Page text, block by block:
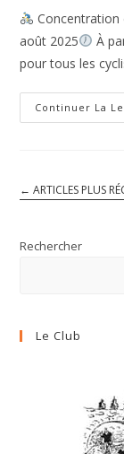
la
publication :
Concentration
août 2025
À
pour tous les
Continuer La
← ARTICLES PLUS
Rechercher
Le Club